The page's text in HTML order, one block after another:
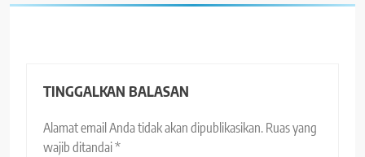
TINGGALKAN BALASAN
Alamat email Anda tidak akan dipublikasikan. Ruas yang
wajib ditandai*